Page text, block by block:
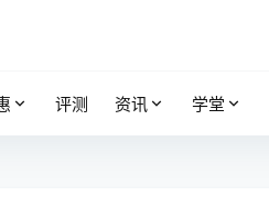
评测 资讯 学堂